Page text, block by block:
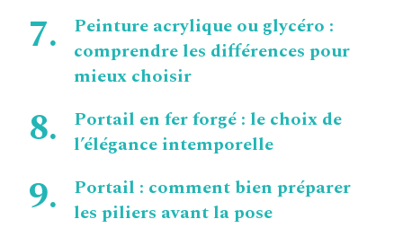
Peinture acrylique ou glycéro :
comprendre les différences pour
mieux choisir
Portail en fer forgé : le choix de
l’élégance intemporelle
Portail : comment bien préparer
les piliers avant la pose